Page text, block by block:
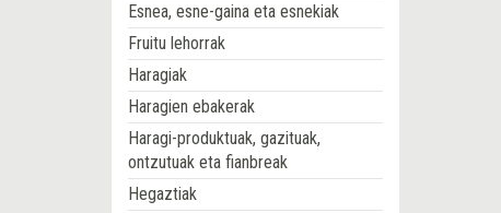
Esnea, esne-gaina eta esnekiak
Fruitu lehorrak
Haragiak
Haragien ebakerak
Haragi-produktuak, gazituak,
ontzutuak eta fianbreak
Hegaztiak